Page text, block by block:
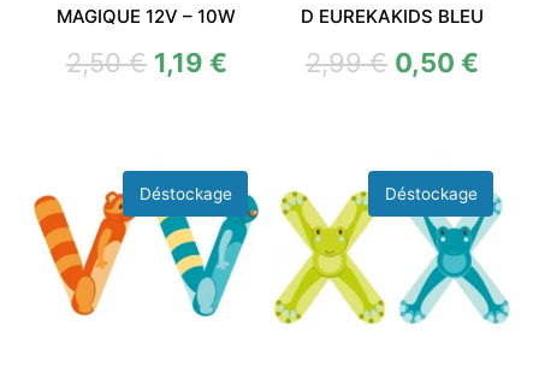
MAGIQUE 12V – 10W
2,50€ 1,19 €
D EUREKAKIDS BLEU
2,99€ 0,50 €